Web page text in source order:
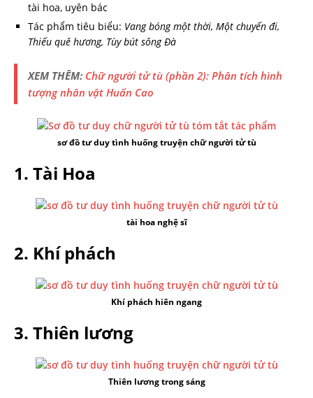
tài hoa, uyên bác
Tác phẩm tiêu biểu: Vang bóng một thời, Một chuyến đi,
Thiếu quê hương, Tùy bút sông Đà
XEM THÊM: Chữ người tử tù (phần 2): Phân tích hình
tượng nhân vật Huấn Cao
sơ đồ tư duytình huống truyện chữ người tử tù
1. Tài Hoa
tài hoa nghệ sĩ
2. Khí phách
Khí phách hiên ngang
3. Thiên lương
Thiên lương trong sáng